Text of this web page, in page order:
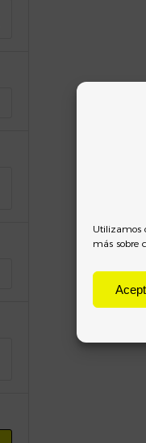
Utilizamos
más sobre